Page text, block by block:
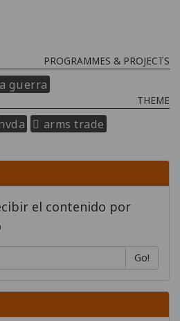
PROGRAMMES & PROJECTS
guerra
THEME
arms trade
el contenido por
Go!